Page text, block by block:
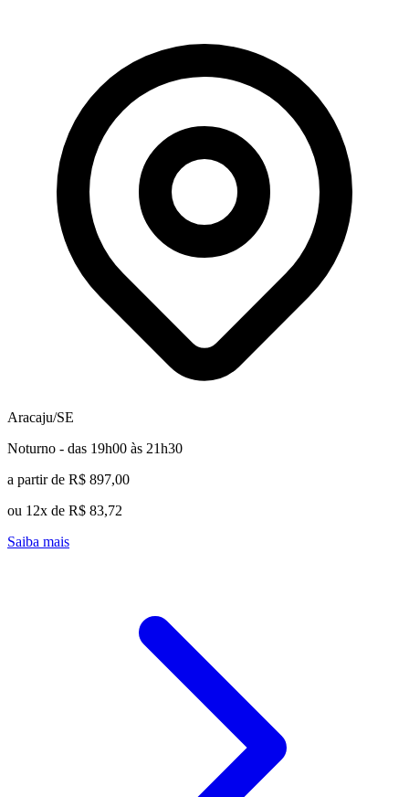
Aracaju/SE
Noturno - das 19h00 às 21h30
a partir de R$ 897,00
ou 12x de R$ 83,72
Saiba mais